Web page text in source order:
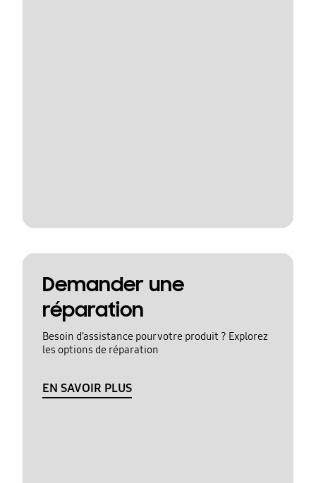
Demander une
réparation
Besoin d’assistance pour votre produit ? Explorez
les options de réparation
EN SAVOIR PLUS